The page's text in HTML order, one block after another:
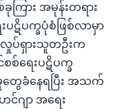
ြား အမုန်းတရား
ပဋိပက္ခပုံစံဖြစ်လာမှာ
ပ်ရှားသူတဦးက
စ်ရေးပဋိပက္ခ
တွေခံနေရပြီး အသက်
ဂျာ အရေး